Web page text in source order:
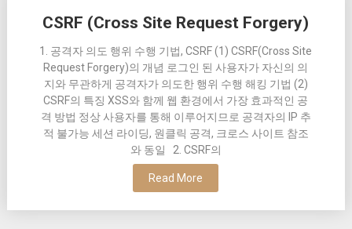
CSRF (Cross Site Request Forgery)
1. 공격자 의도 행위 수행 기법, CSRF (1) CSRF(Cross Site
Request Forgery)의 개념 로그인 된 사용자가 자신의 의
지와 무관하게 공격자가 의도한 행위 수행 해킹 기법 (2)
CSRF의 특징 XSS와 함께 웹 환경에서 가장 효과적인 공
격 방법 정상 사용자를 통해 이루어지므로 공격자의 IP 추
적 불가능 세션 라이딩, 원클릭 공격, 크로스 사이트 참조
와 동일 2. CSRF의
Read More
navigation